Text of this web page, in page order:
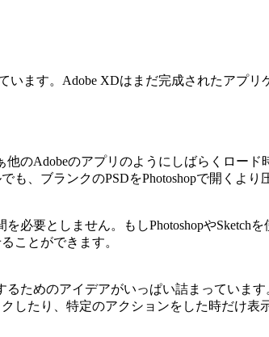
ます。Adobe XDはまだ完成されたアプ
のAdobeのアプリのようにしばらくロー
、ブランクのPSDをPhotoshopで開くより
必要としません。
もしPhotoshopやSketch
ことができます。
るためのアイデアがいっぱい詰まっています
したり、特定のアクションをした時だけ